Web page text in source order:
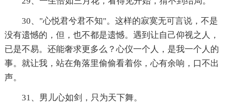
30、"心悦君兮君不知"。这样的寂寞无可言说，不是
没有遗憾的，但，也不都是遗憾。遇到让自己仰视之人，
已是不易。还能奢求更多么？心仪一个人，是我一个人的
事。就让我，站在角落里偷偷看着你，心有余响，口不出
声。
31、男儿心如剑，只为天下舞。